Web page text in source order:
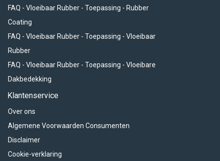
FAQ - Vloeibaar Rubber - Toepassing - Rubber
Coating
FAQ - Vloeibaar Rubber - Toepassing - Vloeibaar
Rubber
FAQ - Vloeibaar Rubber - Toepassing - Vloeibare
Dakbedekking
Klantenservice
Over ons
Algemene Voorwaarden Consumenten
Disclaimer
Cookie-verklaring